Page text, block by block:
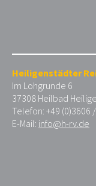
Heiligenstädter
Im Lohgrunde 6
37308 Heilbad
Telefon: +49 (0)3606
E-Mail: info@h-rv.de